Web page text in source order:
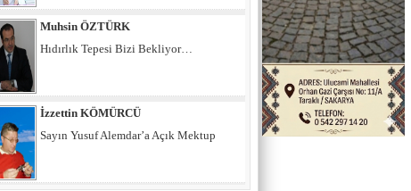
İzzettin KÖMÜRCÜ
Sayın Yusuf Alemdar’a Açık Mektup
Şule KAYA DEMİRKIRAN
İÇ SESİMİZ VE DÜŞÜNCELERİMİZ